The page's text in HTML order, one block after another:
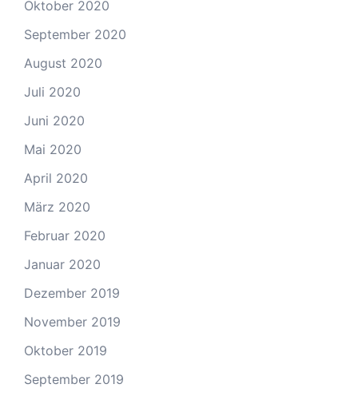
Oktober 2020
September 2020
August 2020
Juli 2020
Juni 2020
Mai 2020
April 2020
März 2020
Februar 2020
Januar 2020
Dezember 2019
November 2019
Oktober 2019
September 2019